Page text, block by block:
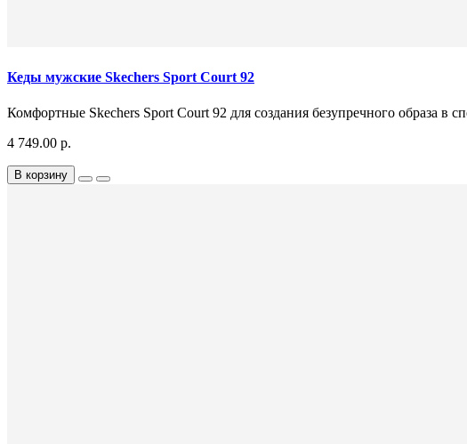
Кеды мужские Skechers Sport Court 92
Комфортные Skechers Sport Court 92 для создания безупречного образа
4 749.00 р.
В корзину